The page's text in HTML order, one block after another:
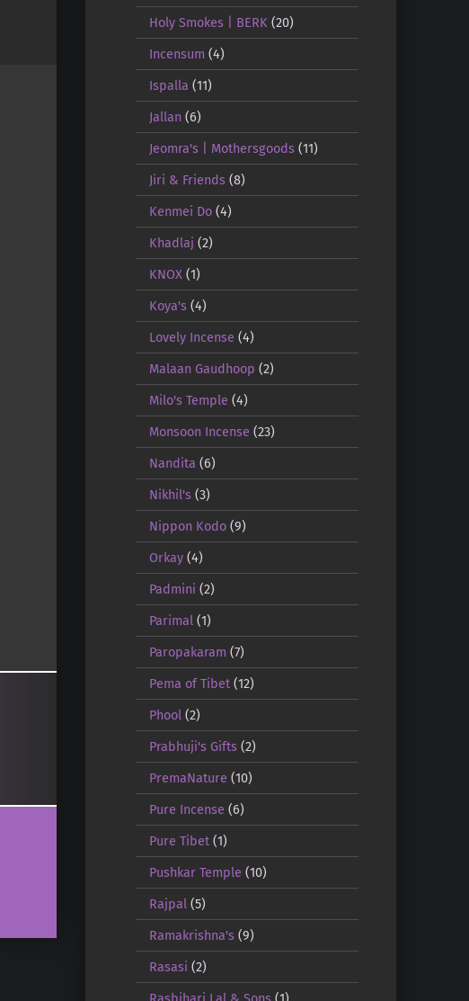
Holy Smokes | BERK (20)
Incensum (4)
Ispalla (11)
Jallan(6)
Jeomra's | Mothersgoods(11)
Jiri & Friends(8)
Kenmei Do(4)
Khadlaj (2)
KNOX (1)
Koya's(4)
Lovely Incense (4)
Malaan Gaudhoop (2)
Milo's Temple (4)
Monsoon Incense (23)
Nandita (6)
Nikhil's(3)
Nippon Kodo(9)
Orkay(4)
Padmini (2)
Parimal (1)
Paropakaram (7)
Pema of Tibet(12)
Phool (2)
Prabhuji's Gifts(2)
PremaNature (10)
Pure Incense (6)
Pure Tibet(1)
Pushkar Temple (10)
Rajpal (5)
Ramakrishna's(9)
Rasasi (2)